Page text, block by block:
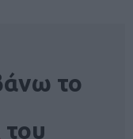
το
του